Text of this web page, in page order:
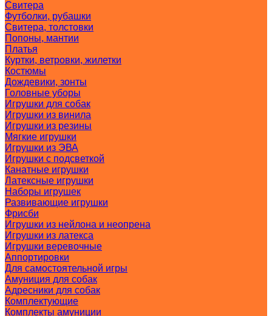
Свитера
Футболки, рубашки
Свитера, толстовки
Попоны, мантии
Платья
Куртки, ветровки, жилетки
Костюмы
Дождевики, зонты
Головные уборы
Игрушки для собак
Игрушки из винила
Игрушки из резины
Мягкие игрушки
Игрушки из ЭВА
Игрушки с подсветкой
Канатные игрушки
Латексные игрушки
Наборы игрушек
Развивающие игрушки
Фрисби
Игрушки из нейлона и неопрена
Игрушки из латекса
Игрушки веревочные
Аппортировки
Для самостоятельной игры
Амуниция для собак
Адресники для собак
Комплектующие
Комплекты амуниции